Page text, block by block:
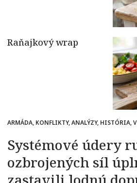
ARMÁDA, KONFLIKTY, ANALÝZY, HISTÓRIA,